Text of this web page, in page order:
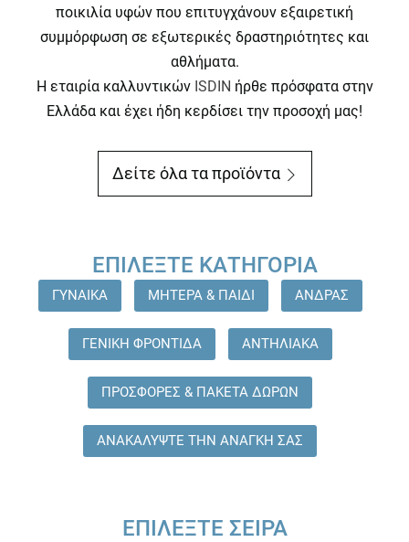
ποικιλία υφών που επιτυγχάνουν εξαιρετική
συμμόρφωση σε εξωτερικές δραστηριότητες και
αθλήματα.
Η εταιρία καλλυντικών ISDIN ήρθε πρόσφατα στην
Ελλάδα και έχει ήδη κερδίσει την προσοχή μας!
Δείτε όλα τα προϊόντα
ΕΠΙΛΈΞΤΕ ΚΑΤΗΓΟΡΊΑ
ΓΥΝΑΙΚΑ ΜΗΤΕΡΑ & ΠΑΙΔΙ ΑΝΔΡΑΣ
ΓΕΝΙΚΗ ΦΡΟΝΤΙΔΑ ΑΝΤΗΛΙΑΚΑ
ΠΡΟΣΦΟΡΕΣ & ΠΑΚΕΤΑ ΔΩΡΩΝ
ΑΝΑΚΑΛΥΨΤΕ ΤΗΝ ΑΝΑΓΚΗ ΣΑΣ
ΕΠΙΛΈΞΤΕ ΣΕΙΡΆ